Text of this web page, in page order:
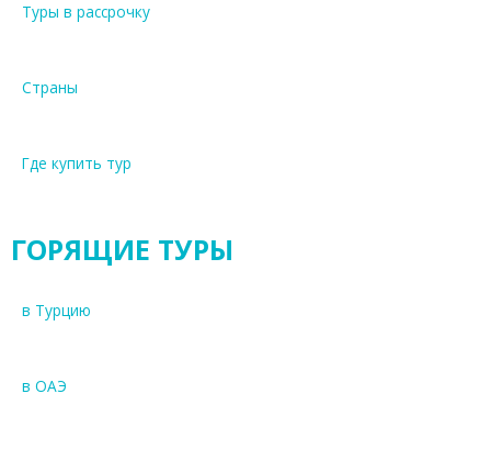
Туры в рассрочку
Страны
Где купить тур
ГОРЯЩИЕ ТУРЫ
в Турцию
в ОАЭ